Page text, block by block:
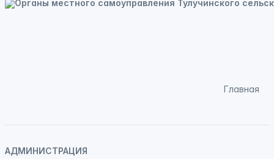
Главная
АДМИНИСТРАЦИЯ